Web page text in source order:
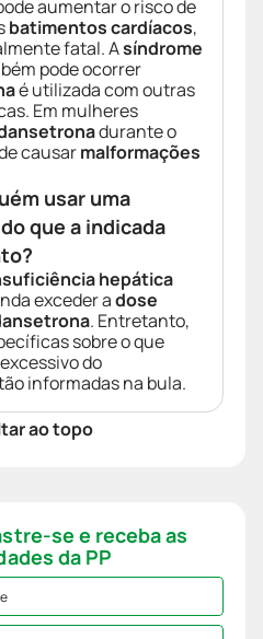
aumentar o risco de
batimentos cardíacos,
fatal. Asíndrome
pode ocorrer
é utilizada com outras
Em mulheres
durante o
causarmalformações
usar uma
que a indicada
hepática
exceder adose
. Entretanto,
sobre o que
do
informadas na bula.
ao topo
se e receba as
da PP